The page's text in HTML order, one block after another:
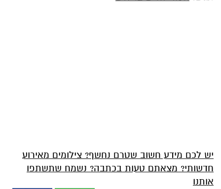
יש לכם מידע חשוב שטרם נחשף? צילומים מאירוע
חדשותי? מצאתם טעות בכתבה? נשמח שתשתפו
אותנו